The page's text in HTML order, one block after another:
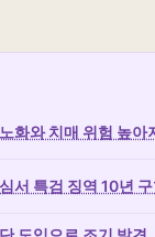
화와 치매 위험 높아
서 특검 징역 10년